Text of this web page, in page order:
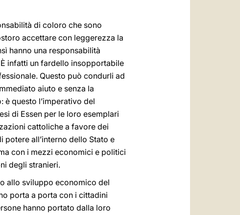
di coloro che sono
accettare con leggerezza la
hanno una responsabilità
infatti un fardello insopportabile
Questo può condurli ad
aiuto e senza la
è questo l’imperativo del
di Essen per le loro esemplari
cattoliche a favore dei
all’interno dello Stato e
con i mezzi economici e politici
degli stranieri.
allo sviluppo economico del
porta a porta con i cittadini
hanno portato dalla loro